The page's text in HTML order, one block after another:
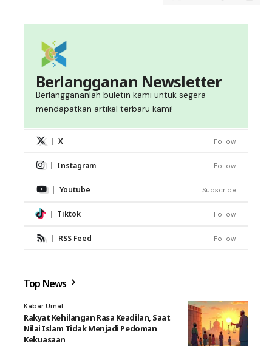
Berlangganan Newsletter
Berlanggananlah buletin kami untuk segera
mendapatkan artikel terbaru kami!
X Follow
Instagram Follow
Youtube Subscribe
Tiktok Follow
RSS Feed Follow
Top News
Kabar Umat
Rakyat Kehilangan Rasa Keadilan, Saat
Nilai Islam Tidak Menjadi Pedoman
Kekuasaan